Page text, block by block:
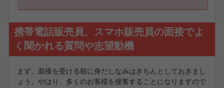
携帯電話販売員、スマホ販売員の面接でよ
く聞かれる質問や志望動機
まず、面接を受ける前に身だしなみはきちんとしておきまし
ょう。やはり、多くのお客様を接客することになりますので